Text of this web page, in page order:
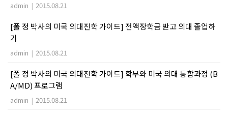
admin | 2015.08.21
[폴 정 박사의 미국 의대진학 가이드] 전액장학금 받고 의대 졸업하
기
admin | 2015.08.21
[폴 정 박사의 미국 의대진학 가이드] 학부와 미국 의대 통합과정 (B
A/MD) 프로그램
admin | 2015.08.21